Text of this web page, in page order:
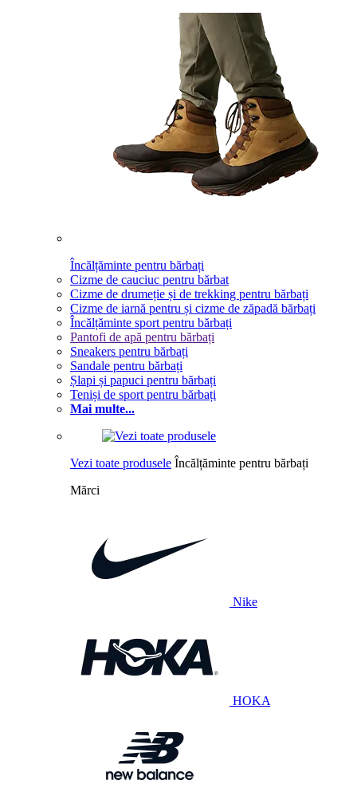
Încălțăminte pentru bărbați
Cizme de cauciuc pentru bărbat
Cizme de drumeție și de trekking pentru bărbați
Cizme de iarnă pentru și cizme de zăpadă bărbați
Încălțăminte sport pentru bărbați
Pantofi de apă pentru bărbați
Sneakers pentru bărbați
Sandale pentru bărbați
Șlapi și papuci pentru bărbați
Teniși de sport pentru bărbați
Mai multe...
Vezi toate produsele Încălțăminte pentru bărbați
Mărci
Nike
HOKA